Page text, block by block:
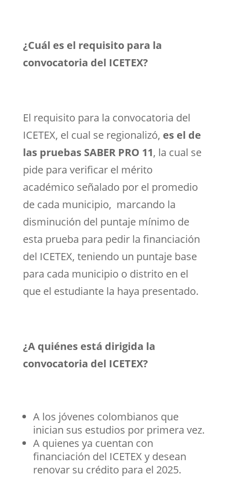
¿Cuál es el requisito para la
convocatoria del ICETEX?
El requisito para la convocatoria del
ICETEX, el cual se regionalizó, es el de
las pruebas SABER PRO 11, la cual se
pide para verificar el mérito
académico señalado por el promedio
de cada municipio, marcando la
disminución del puntaje mínimo de
esta prueba para pedir la financiación
del ICETEX, teniendo un puntaje base
para cada municipio o distrito en el
que el estudiante la haya presentado.
¿A quiénes está dirigida la
convocatoria del ICETEX?
A los jóvenes colombianos que
inician sus estudios por primera vez.
A quienes ya cuentan con
financiación del ICETEX y desean
renovar su crédito para el 2025.